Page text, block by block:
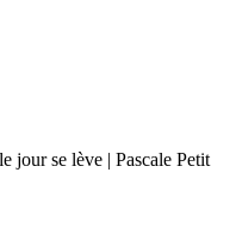
jour se lève | Pascale Petit